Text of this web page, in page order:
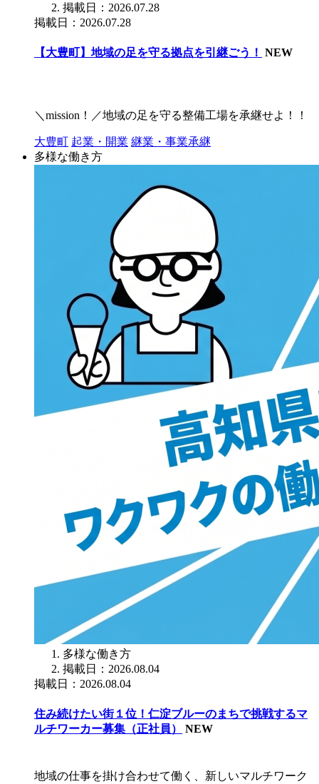
掲載日：2026.07.28
掲載日：2026.07.28
【大豊町】地域の足を守る拠点を引継ごう！ NEW
＼mission！／地域の足を守る整備工場を承継せよ！！
大豊町 起業・開業 継業・事業承継
多様な働き方
多様な働き方
掲載日：2026.08.04
掲載日：2026.08.04
住み続けたい街１位！仁淀ブルーのまちで挑戦するマ
ルチワーカー募集（正社員）
NEW
地域の仕事を掛け合わせて働く、新しいマルチワーク